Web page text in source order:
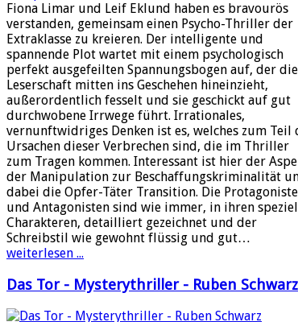
Fiona Limar und Leif Eklund haben es bravourös
verstanden, gemeinsam einen Psycho-Thriller der
Extraklasse zu kreieren. Der intelligente und
spannende Plot wartet mit einem psychologisch
perfekt ausgefeilten Spannungsbogen auf, der die
Leserschaft mitten ins Geschehen hineinzieht,
außerordentlich fesselt und sie geschickt auf gut
durchwobene Irrwege führt. Irrationales,
vernunftwidriges Denken ist es, welches zum Teil
Ursachen dieser Verbrechen sind, die im Thriller
zum Tragen kommen. Interessant ist hier der
der Manipulation zur Beschaffungskriminalität
dabei die Opfer-Täter Transition. Die
und Antagonisten sind wie immer, in ihren
Charakteren, detailliert gezeichnet und der
Schreibstil wie gewohnt flüssig und gut…
weiterlesen ...
Das Tor - Mysterythriller - Ruben Schwarz